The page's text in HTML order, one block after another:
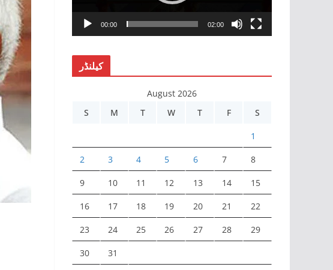
a
r
00:00 02:00
کیلنڈر
August 2026
S
M T W T F S
1
2 3 4 5 6 7 8
9 10 11 12 13 14 15
16 17 18 19 20 21 22
23 24 25 26 27 28 29
30 31